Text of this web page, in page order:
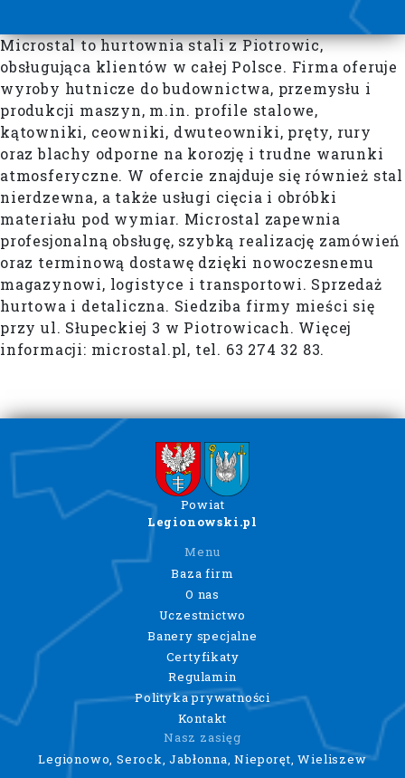
Microstal to hurtownia stali z Piotrowic,
obsługująca klientów w całej Polsce. Firma oferuje
wyroby hutnicze do budownictwa, przemysłu i
produkcji maszyn, m.in. profile stalowe,
kątowniki, ceowniki, dwuteowniki, pręty, rury
oraz blachy odporne na korozję i trudne warunki
atmosferyczne. W ofercie znajduje się również stal
nierdzewna, a także usługi cięcia i obróbki
materiału pod wymiar. Microstal zapewnia
profesjonalną obsługę, szybką realizację zamówień
oraz terminową dostawę dzięki nowoczesnemu
magazynowi, logistyce i transportowi. Sprzedaż
hurtowa i detaliczna. Siedziba firmy mieści się
przy ul. Słupeckiej 3 w Piotrowicach. Więcej
informacji: microstal.pl, tel. 63 274 32 83.
Powiat
Legionowski.pl
Menu
Baza firm
O nas
Uczestnictwo
Banery specjalne
Certyfikaty
Regulamin
Polityka prywatności
Kontakt
Nasz zasięg
Legionowo, Serock, Jabłonna, Nieporęt, Wieliszew